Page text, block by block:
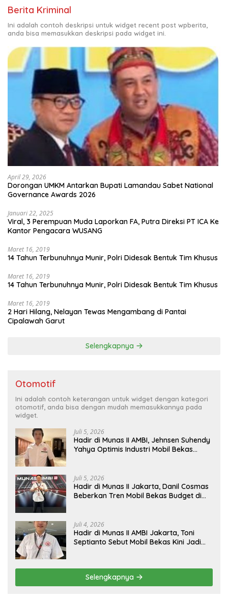
Berita Kriminal
Ini adalah contoh deskripsi untuk widget recent post wpberita,
anda bisa memasukkan deskripsi pada widget ini.
April 29, 2026
Dorongan UMKM Antarkan Bupati Lamandau Sabet National
Governance Awards 2026
Januari 22, 2025
Viral, 3 Perempuan Muda Laporkan FA, Putra Direksi PT ICA Ke
Kantor Pengacara WUSANG
Maret 16, 2019
14 Tahun Terbunuhnya Munir, Polri Didesak Bentuk Tim Khusus
Maret 16, 2019
14 Tahun Terbunuhnya Munir, Polri Didesak Bentuk Tim Khusus
Maret 16, 2019
2 Hari Hilang, Nelayan Tewas Mengambang di Pantai
Cipalawah Garut
Selengkapnya
Otomotif
Ini adalah contoh keterangan untuk widget dengan kategori
otomotif, anda bisa dengan mudah memasukkannya pada
widget.
Juli 5, 2026
Hadir di Munas II AMBI, Jehnsen Suhendy
Yahya Optimis Industri Mobil Bekas
Juli 5, 2026
Hadir di Munas II Jakarta, Danil Cosmas
Beberkan Tren Mobil Bekas Budget di
Juli 4, 2026
Hadir di Munas II AMBI Jakarta, Toni
Septianto Sebut Mobil Bekas Kini Jadi
Selengkapnya